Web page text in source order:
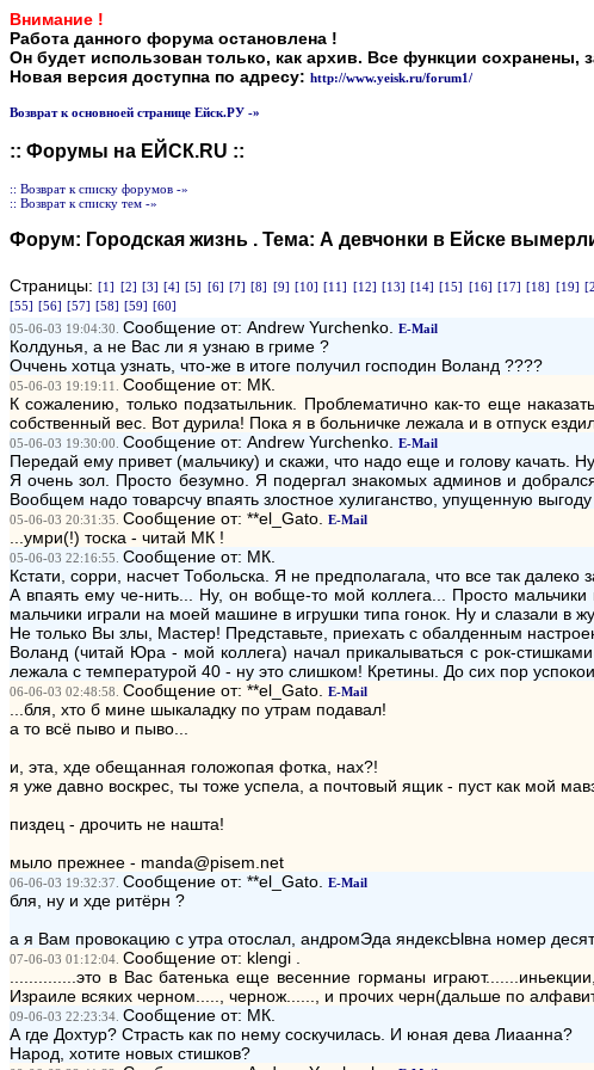
Внимание !
Работа данного форума остановлена !
Он будет использован только, как архив. Все функции
Новая версия доступна по адресу: http://www.yeisk.ru/forum1/
Возврат к основноей странице Ейск.РУ -»
:: Форумы на ЕЙСК.RU ::
:: Возврат к списку форумов -»
:: Возврат к списку тем -»
Форум: Городская жизнь . Тема: А девчонки в Ейске
Страницы:[1] [2] [3] [4] [5] [6] [7] [8] [9] [10] [11] [12] [13] [14] [15] [16] [17] [18] [19]
[55] [56] [57] [58] [59] [60]
05-06-03 19:04:30. Сообщение от: Andrew Yurchenko. E-Mail
Колдунья, а не Вас ли я узнаю в гриме ?
Оччень хотца узнать, что-же в итоге получил господин Воланд ????
05-06-03 19:19:11. Сообщение от: МК.
К сожалению, только подзатыльник. Проблематично как-то еще
собственный вес. Вот дурила! Пока я в больничке лежала и в отпуск
05-06-03 19:30:00. Сообщение от: Andrew Yurchenko. E-Mail
Передай ему привет (мальчику) и скажи, что надо еще и голову качать.
Я очень зол. Просто безумно. Я подергал знакомых админов и
Вообщем надо товарсчу впаять злостное хулиганство, упущенную выгоду
05-06-03 20:31:35. Сообщение от: **el_Gato. E-Mail
...умри(!) тоска - читай МК !
05-06-03 22:16:55. Сообщение от: МК.
Кстати, сорри, насчет Тобольска. Я не предполагала, что все так
А впаять ему че-нить... Ну, он вобще-то мой коллега... Просто
мальчики играли на моей машине в игрушки типа гонок. Ну и слазали в
Не только Вы злы, Мастер! Представьте, приехать с обалденным
Воланд (читай Юра - мой коллега) начал прикалываться с рок-
лежала с температурой 40 - ну это слишком! Кретины. До сих пор
06-06-03 02:48:58. Сообщение от: **el_Gato. E-Mail
...бля, хто б мине шыкаладку по утрам подавал!
а то всё пыво и пыво...
и, эта, хде обещанная голожопая фотка, нах?!
я уже давно воскрес, ты тоже успела, а почтовый ящик - пуст как мой
пиздец - дрочить не нашта!
мыло прежнее - manda@pisem.net
06-06-03 19:32:37. Сообщение от: **el_Gato. E-Mail
бля, ну и хде ритёрн ?
а я Вам провокацию с утра отослал, андромЭда яндексЫвна номер
07-06-03 01:12:04. Сообщение от: klengi .
..............это в Вас батенька еще весенние горманы
Израиле всяких черном....., чернож......, и прочих черн(дальше по
09-06-03 22:23:34. Сообщение от: МК.
А где Дохтур? Страсть как по нему соскучилась. И юная дева Лиаанна?
Народ, хотите новых стишков?